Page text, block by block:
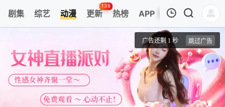
剧集 综艺 动漫 更新
136
热榜 APP
都市古仙医